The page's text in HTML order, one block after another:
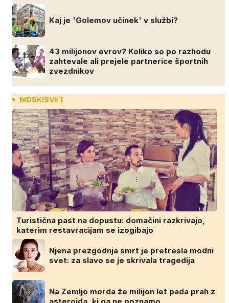
Kaj je 'Golemov učinek' v službi?
43 milijonov evrov? Koliko so po razhodu
zahtevale ali prejele partnerice športnih
zvezdnikov
MOSKISVET
Turistična past na dopustu: domačini razkrivajo,
katerim restavracijam se izogibajo
Njena prezgodnja smrt je pretresla modni
svet: za slavo se je skrivala tragedija
Na Zemljo morda že milijon let pada prah z
asteroida, ki ga ne poznamo